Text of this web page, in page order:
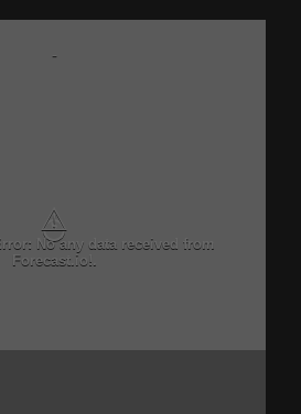
-
⚠
No any data received from
Forecast.io!.